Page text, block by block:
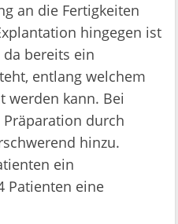
an die Fertigkeiten
hingegen ist
bereits ein
entlang welchem
werden kann. Bei
durch
hinzu.
ein
Patienten eine